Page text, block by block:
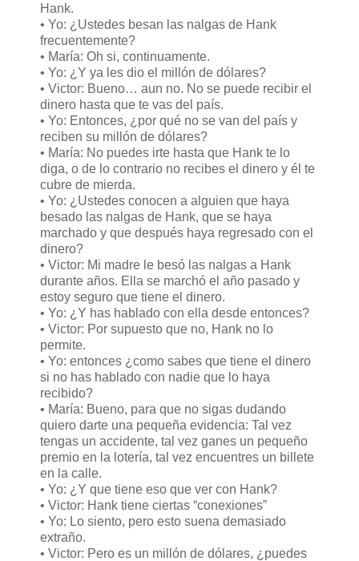
Hank.
• Yo: ¿Ustedes besan las nalgas de Hank
frecuentemente?
• María: Oh si, continuamente.
• Yo: ¿Y ya les dio el millón de dólares?
• Victor: Bueno… aun no. No se puede recibir el
dinero hasta que te vas del país.
• Yo: Entonces, ¿por qué no se van del país y
reciben su millón de dólares?
• María: No puedes irte hasta que Hank te lo
diga, o de lo contrario no recibes el dinero y él te
cubre de mierda.
• Yo: ¿Ustedes conocen a alguien que haya
besado las nalgas de Hank, que se haya
marchado y que después haya regresado con el
dinero?
• Victor: Mi madre le besó las nalgas a Hank
durante años. Ella se marchó el año pasado y
estoy seguro que tiene el dinero.
• Yo: ¿Y has hablado con ella desde entonces?
• Victor: Por supuesto que no, Hank no lo
permite.
• Yo: entonces ¿como sabes que tiene el dinero
si no has hablado con nadie que lo haya
recibido?
• María: Bueno, para que no sigas dudando
quiero darte una pequeña evidencia: Tal vez
tengas un accidente, tal vez ganes un pequeño
premio en la lotería, tal vez encuentres un billete
en la calle.
• Yo: ¿Y que tiene eso que ver con Hank?
• Victor: Hank tiene ciertas “conexiones”
• Yo: Lo siento, pero esto suena demasiado
extraño.
• Victor: Pero es un millón de dólares, ¿puedes